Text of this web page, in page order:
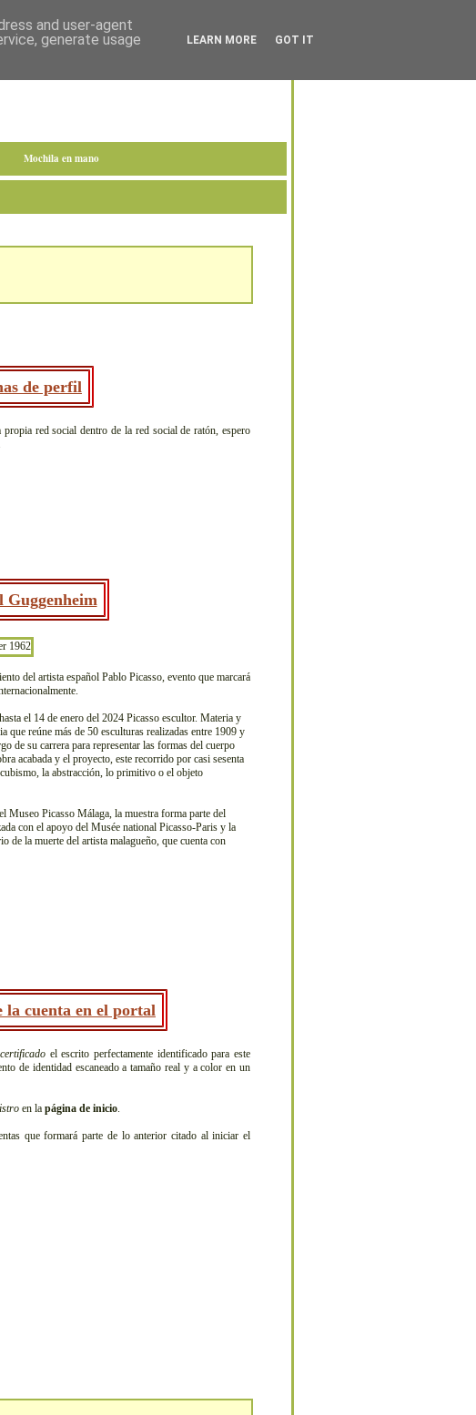
Mochila en mano
de perfil
red social dentro de la red social de ratón, espero
Guggenheim
del artista español Pablo Picasso, evento que marcará
el 14 de enero del 2024 Picasso escultor. Materia y
reúne más de 50 esculturas realizadas entre 1909 y
de su carrera para representar las formas del cuerpo
acabada y el proyecto, este recorrido por casi sesenta
la abstracción, lo primitivo o el objeto
Picasso Málaga, la muestra forma parte del
con el apoyo del Musée national Picasso-Paris y la
de la muerte del artista malagueño, que cuenta con
la cuenta en el portal
el escrito perfectamente identificado para este
de identidad escaneado a tamaño real y a color en un
en la página de inicio.
que formará parte de lo anterior citado al iniciar el
and user-agent
generate usage
LEARN MORE GOT IT